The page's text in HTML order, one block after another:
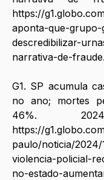
https://
aponta-que-grupo-
descredibilizar-
narrativa-de-
G1. SP acumula
no ano; mortes
https://
paulo/noticia/
violencia-policial-
no-estado-